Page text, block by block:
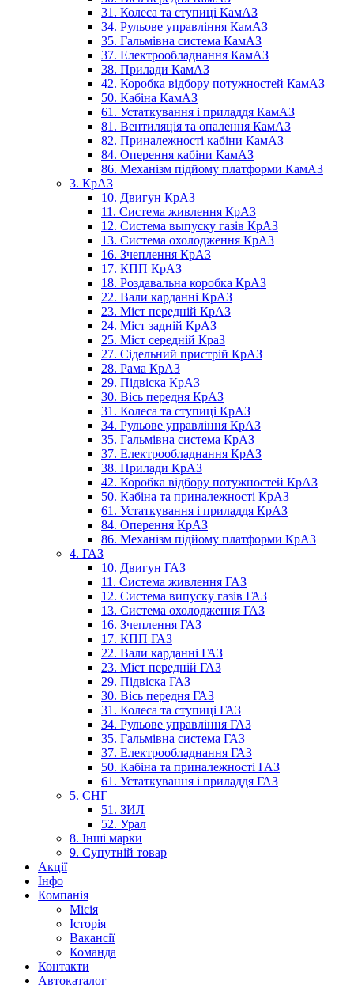
31. Колеса та ступиці КамАЗ
34. Рульове управління КамАЗ
35. Гальмівна система КамАЗ
37. Електрообладнання КамАЗ
38. Прилади КамАЗ
42. Коробка відбору потужностей КамАЗ
50. Кабіна КамАЗ
61. Устаткування і приладдя КамАЗ
81. Вентиляція та опалення КамАЗ
82. Приналежності кабіни КамАЗ
84. Оперення кабіни КамАЗ
86. Механізм підйому платформи КамАЗ
3. КрАЗ
10. Двигун КрАЗ
11. Система живлення КрАЗ
12. Система выпуску газів КрАЗ
13. Система охолодження КрАЗ
16. Зчеплення КрАЗ
17. КПП КрАЗ
18. Роздавальна коробка КрАЗ
22. Вали карданні КрАЗ
23. Міст передній КрАЗ
24. Міст задній КрАЗ
25. Міст середній КраЗ
27. Сідельний пристрій КрАЗ
28. Рама КрАЗ
29. Підвіска КрАЗ
30. Вісь передня КрАЗ
31. Колеса та ступиці КрАЗ
34. Рульове управління КрАЗ
35. Гальмівна система КрАЗ
37. Електрообладнання КрАЗ
38. Прилади КрАЗ
42. Коробка відбору потужностей КрАЗ
50. Кабіна та приналежності КрАЗ
61. Устаткування і приладдя КрАЗ
84. Оперення КрАЗ
86. Механізм підйому платформи КрАЗ
4. ГАЗ
10. Двигун ГАЗ
11. Система живлення ГАЗ
12. Система випуску газів ГАЗ
13. Система охолодження ГАЗ
16. Зчеплення ГАЗ
17. КПП ГАЗ
22. Вали карданні ГАЗ
23. Міст передній ГАЗ
29. Підвіска ГАЗ
30. Вісь передня ГАЗ
31. Колеса та ступиці ГАЗ
34. Рульове управління ГАЗ
35. Гальмівна система ГАЗ
37. Електрообладнання ГАЗ
50. Кабіна та приналежності ГАЗ
61. Устаткування і приладдя ГАЗ
5. СНГ
51. ЗИЛ
52. Урал
8. Інші марки
9. Супутній товар
Акції
Інфо
Компанія
Місія
Історія
Вакансії
Команда
Контакти
Автокаталог